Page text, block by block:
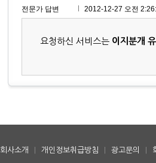
전문가 답변 2012-12-27 오전
요청하신 서비스는 이지분개
회사소개 개인정보취급방침 광고문의